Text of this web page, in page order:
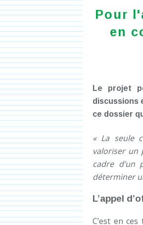
Pour
en
Le projet
discussions
ce dossier
« La seule
valoriser un
cadre d’un
déterminer
L’appel
C’est en